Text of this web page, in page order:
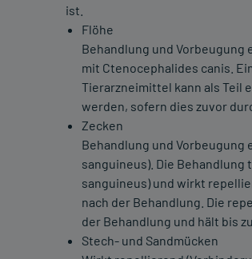
ist.
Flöhe
Behandlung und
mit Ctenocephalides canis.
Tierarzneimittel kann als Teil
werden, sofern dies zuvor
Zecken
Behandlung und
sanguineus). Die
sanguineus) und wirkt
nach der Behandlung. Die
der Behandlung und hält bis
Stech- und Sandmücken